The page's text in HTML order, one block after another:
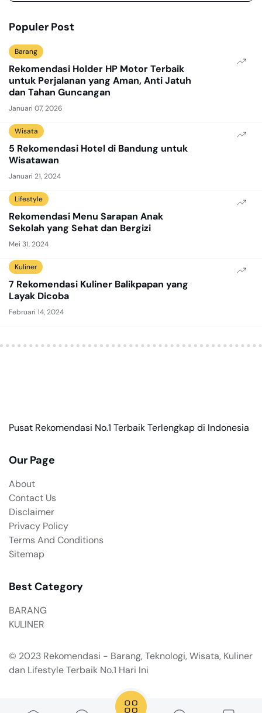
Populer Post
Barang
Rekomendasi Holder HP Motor Terbaik
untuk Perjalanan yang Aman, Anti Jatuh
dan Tahan Guncangan
Januari 07, 2026
Wisata
5 Rekomendasi Hotel di Bandung untuk
Wisatawan
Januari 21, 2024
Lifestyle
Rekomendasi Menu Sarapan Anak
Sekolah yang Sehat dan Bergizi
Mei 31, 2024
Kuliner
7 Rekomendasi Kuliner Balikpapan yang
Layak Dicoba
Februari 14, 2024
Pusat Rekomendasi No.1 Terbaik Terlengkap di Indonesia
Our Page
About
Contact Us
Disclaimer
Privacy Policy
Terms And Conditions
Sitemap
Best Category
BARANG
KULINER
© 2023 Rekomendasi - Barang, Teknologi, Wisata, Kuliner
dan Lifestyle Terbaik No.1 Hari Ini